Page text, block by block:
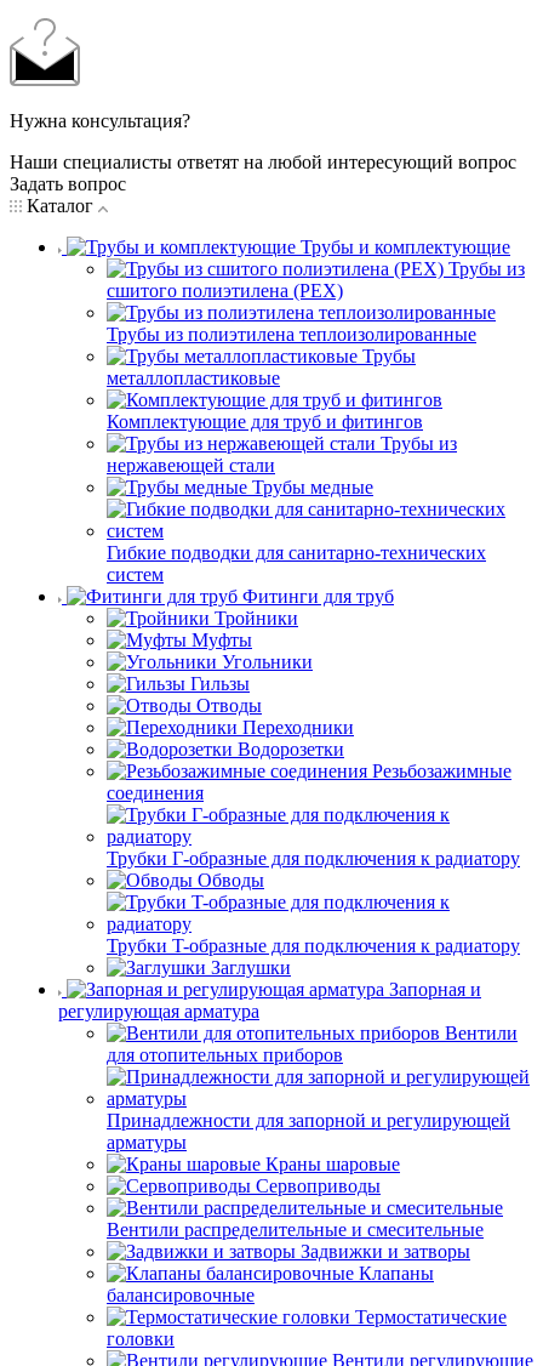
Нужна консультация?
Наши специалисты ответят на любой интересующий вопрос
Задать вопрос
Каталог
Трубы и комплектующие
Трубы из
сшитого полиэтилена (PEX)
Трубы из полиэтилена теплоизолированные
Трубы
металлопластиковые
Комплектующие для труб и фитингов
Трубы из
нержавеющей стали
Трубы медные
Гибкие подводки для санитарно-технических
систем
Фитинги для труб
Тройники
Муфты
Угольники
Гильзы
Отводы
Переходники
Водорозетки
Резьбозажимные
соединения
Трубки Г-образные для подключения к радиатору
Обводы
Трубки T-образные для подключения к радиатору
Заглушки
Запорная и
регулирующая арматура
Вентили
для отопительных приборов
Принадлежности для запорной и регулирующей
арматуры
Краны шаровые
Сервоприводы
Вентили распределительные и смесительные
Задвижки и затворы
Клапаны
балансировочные
Термостатические
головки
Вентили регулирующие